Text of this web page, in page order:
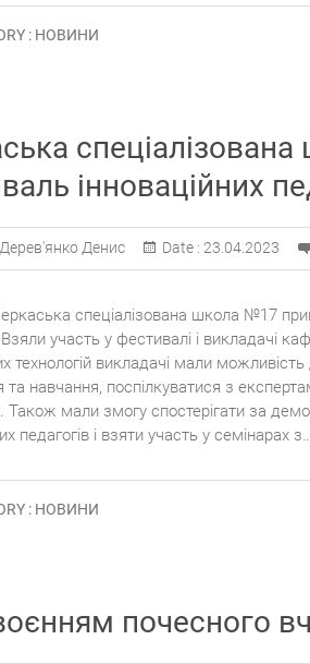
: НОВИНИ
інноваційних
Дерев'янко Денис Date : 23.04.2023
спеціалізована школа №17
Взяли участь у фестивалі і викладачі
технологій викладачі мали
навчання, поспілкуватися з
Також мали змогу спостерігати за
педагогів і взяти участь у семінарах
: НОВИНИ
почесного